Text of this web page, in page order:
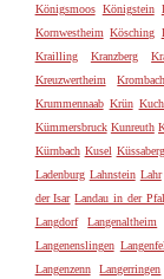
Königsmoos Königstein
Kornwestheim Kösching
Krailling
Kranzberg
Kreuzwertheim
Krombach
Krummennaab Krün
Kümmersbruck Kunreuth
Kürnbach Kusel Küssaberg
Ladenburg Lahnstein Lahr
der Isar Landau in der
Langdorf
Langenaltheim
Langenenslingen
Langenzenn
Langerringen